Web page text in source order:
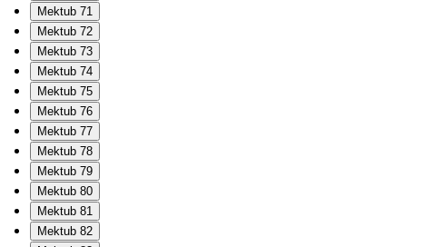
Mektub 71
Mektub 72
Mektub 73
Mektub 74
Mektub 75
Mektub 76
Mektub 77
Mektub 78
Mektub 79
Mektub 80
Mektub 81
Mektub 82